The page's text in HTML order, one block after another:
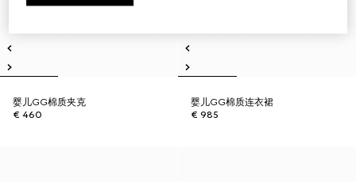
婴儿GG棉质夹克
€ 460
婴儿GG棉质连衣裙
€ 985